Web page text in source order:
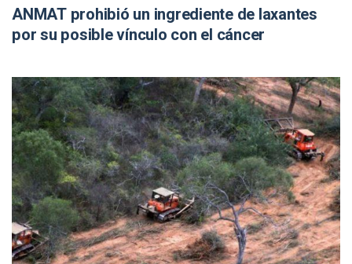
ANMAT prohibió un ingrediente de laxantes
por su posible vínculo con el cáncer